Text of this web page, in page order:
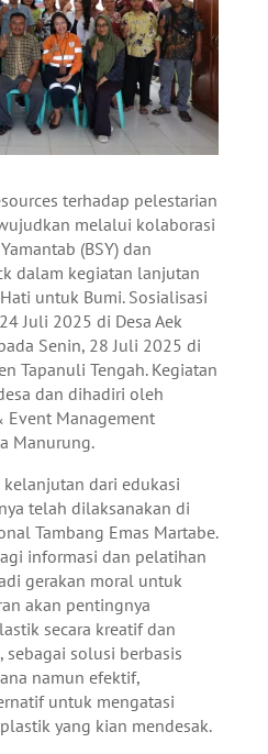
terhadap pelestarian
melalui kolaborasi
(BSY) dan
dalam kegiatan lanjutan
untuk Bumi. Sosialisasi
Juli 2025 di Desa Aek
Senin, 28 Juli 2025 di
Tapanuli Tengah. Kegiatan
dan dihadiri oleh
Event Management
Manurung.
dari edukasi
telah dilaksanakan di
Tambang Emas Martabe.
informasi dan pelatihan
gerakan moral untuk
akan pentingnya
secara kreatif dan
sebagai solusi berbasis
namun efektif,
untuk mengatasi
yang kian mendesak.